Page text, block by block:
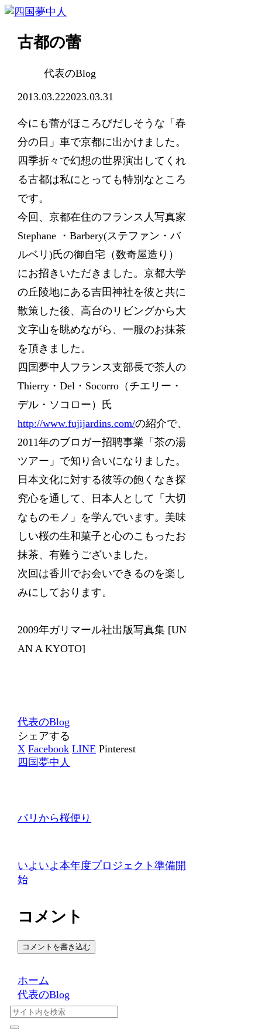
古都の蕾
代表のBlog
2013.03.222023.03.31
今にも蕾がほころびだしそうな「春
分の日」車で京都に出かけました。
四季折々で幻想の世界演出してくれ
る古都は私にとっても特別なところ
です。
今回、京都在住のフランス人写真家
Stephane ・Barbery(ステファン・バ
ルベリ)氏の御自宅（数奇屋造り）
にお招きいただきました。京都大学
の丘陵地にある吉田神社を彼と共に
散策した後、高台のリビングから大
文字山を眺めながら、一服のお抹茶
を頂きました。
四国夢中人フランス支部長で茶人の
Thierry・Del・Socorro（チエリー・
デル・ソコロー）氏
http://www.fujijardins.com/の紹介で、
2011年のブロガー招聘事業「茶の湯
ツアー」で知り合いになりました。
日本文化に対する彼等の飽くなき探
究心を通して、日本人として「大切
なものモノ」を学んでいます。美味
しい桜の生和菓子と心のこもったお
抹茶、有難うございました。
次回は香川でお会いできるのを楽し
みにしております。
2009年ガリマール社出版写真集 [UN
AN A KYOTO]
代表のBlog
シェアする
X Facebook LINE Pinterest
四国夢中人
パリから桜便り
いよいよ本年度プロジェクト準備開
始
コメント
コメントを書き込む
ホーム
代表のBlog